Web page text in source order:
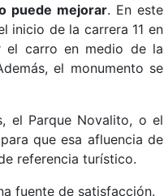
puede mejorar. En este
inicio de la carrera 11 en
el carro en medio de la
el monumento se
el Parque Novalito, o el
que esa afluencia de
referencia turístico.
fuente de satisfacción.